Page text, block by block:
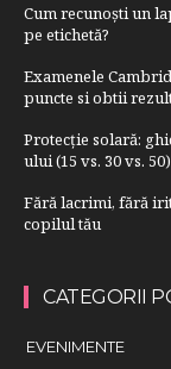
Cum recunoști un
pe etichetă?
Examenele
puncte si obtii
Protecție solară:
ului (15 vs. 30 vs. 50)
Fără lacrimi, fără
copilul tău
CATEGORII
EVENIMENTE